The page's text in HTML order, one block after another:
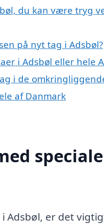
du kan være tryg
på nyt tag i Adsbøl?
i Adsbøl eller hele
i de
af Danmark
Adsbøl, er det